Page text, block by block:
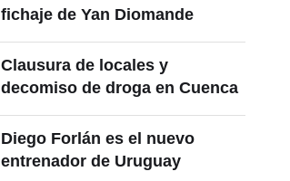
fichaje de Yan Diomande
Clausura de locales y
decomiso de droga en Cuenca
Diego Forlán es el nuevo
entrenador de Uruguay